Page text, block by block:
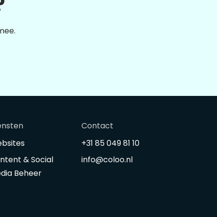
Contact
+31 85 049 81 10
info@coloo.nl
& Social
Beheer